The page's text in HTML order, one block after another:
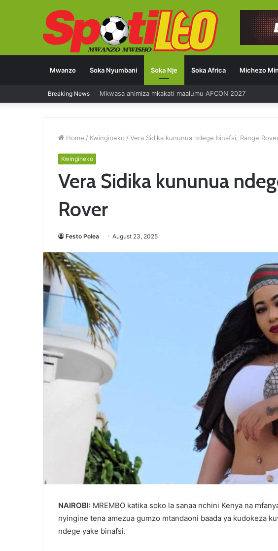
Mwanzo Soka Nyumbani Soka Nje Soka Africa Michezo
Breaking News
Home / Kwingineko / Vera Sidika kununua ndege binafsi, Range
Kwingineko
Vera Sidika kununua
Rover
Festo Polea August 23, 2025
NAIROBI: MREMBO katika soko la sanaa nchini Kenya na
nyingine tena amezua gumzo mtandaoni baada ya kudokeza
ndege yake binafsi.